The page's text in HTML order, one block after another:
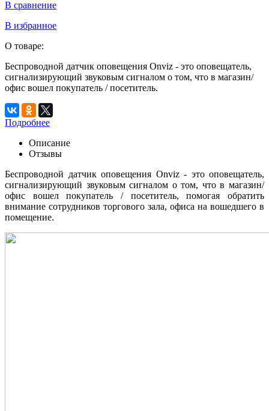
В сравнение
В избранное
О товаре:
Беспроводной датчик оповещения Onviz - это оповещатель,
сигнализирующий звуковым сигналом о том, что в магазин/
офис вошел покупатель / посетитель.
Подробнее
Описание
Отзывы
Беспроводной датчик оповещения Onviz - это оповещатель,
сигнализирующий звуковым сигналом о том, что в магазин/
офис вошел покупатель / посетитель, помогая обратить
внимание сотрудников торгового зала, офиса на вошедшего в
помещение.